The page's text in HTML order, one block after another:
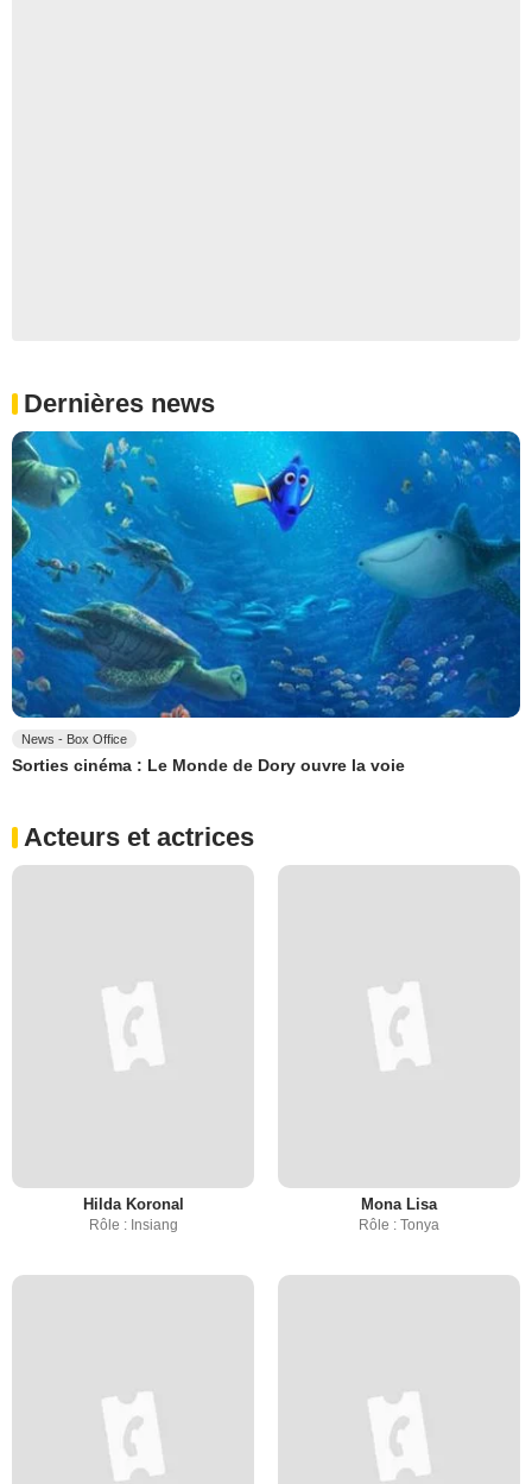
Dernières news
News - Box Office
Sorties cinéma : Le Monde de Dory ouvre la voie
Acteurs et actrices
Hilda Koronal
Rôle : Insiang
Mona Lisa
Rôle : Tonya